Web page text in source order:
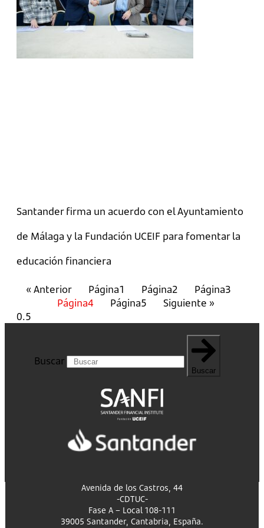
Santander firma un acuerdo con el Ayuntamiento
de Málaga y la Fundación UCEIF para fomentar la
educación financiera
« Anterior Página1 Página2 Página3
Página4 Página5 Siguiente »
Buscar
Buscar
Avenida de los Castros, 44
-CDTUC-
Fase A – Local 108-111
39005 Santander, Cantabria, España.